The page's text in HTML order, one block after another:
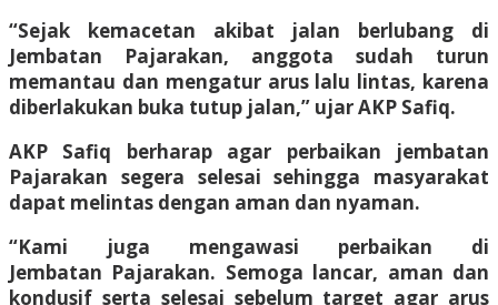
“Sejak kemacetan akibat jalan berlubang di
Jembatan Pajarakan, anggota sudah turun
memantau dan mengatur arus lalu lintas, karena
diberlakukan buka tutup jalan,” ujar AKP Safiq.
AKP Safiq berharap agar perbaikan jembatan
Pajarakan segera selesai sehingga masyarakat
dapat melintas dengan aman dan nyaman.
“Kami juga mengawasi perbaikan di
Jembatan Pajarakan. Semoga lancar, aman dan
kondusif serta selesai sebelum target agar arus